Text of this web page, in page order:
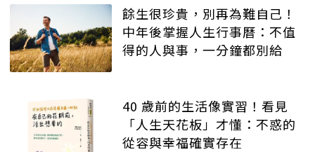
餘生很珍貴，別再為難自己！
中年後掌握人生行事曆：不值
得的人與事，一分鐘都別給
40 歲前的生活像實習！看見
「人生天花板」才懂：不惑的
從容與幸福確實存在